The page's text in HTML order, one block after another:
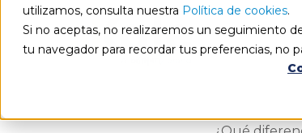
utilizamos, consulta nuestra Política de cookies.
Si no aceptas, no realizaremos un seguimiento
tu navegador para recordar tus preferencias, no